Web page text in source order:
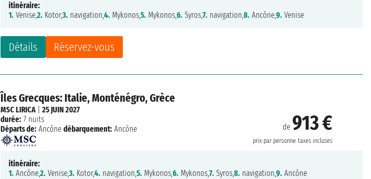
Détails Réservez-vous
itinéraire:
1. Venise,2. Kotor,3. navigation,4. Mykonos,5. Mykonos,6. Syros,7. navigation,8. Ancône,9. Venise
Îles Grecques: Italie, Monténégro, Grèce
de 913 €
prix par personne taxes incluses
MSC LIRICA|25 JUIN 2027
durée: 7 nuits
Départs de: Ancône débarquement: Ancône
itinéraire:
1. Ancône,2. Venise,3. Kotor,4. navigation,5. Mykonos,6. Mykonos,7. Syros,8. navigation,9. Ancône